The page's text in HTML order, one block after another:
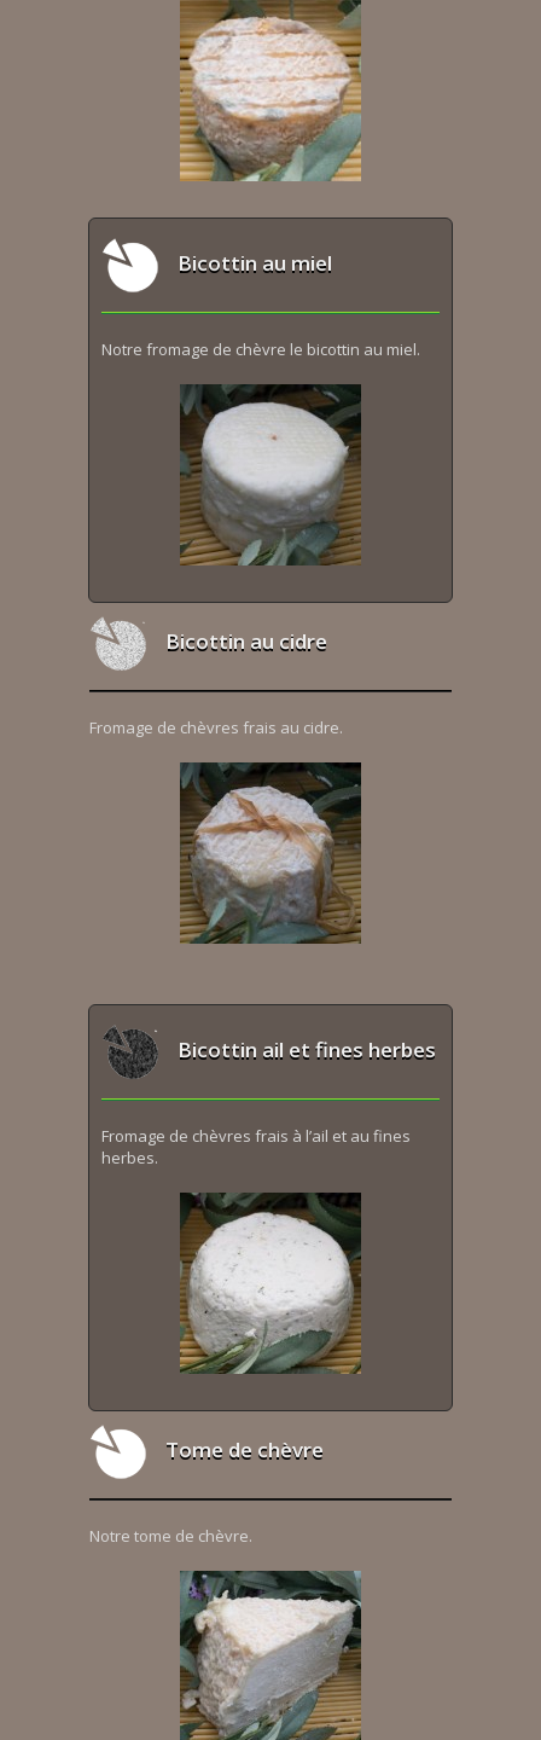
Bicottin au miel
Notre fromage de chèvre le bicottin au miel.
Bicottin au cidre
Fromage de chèvres frais au cidre.
Bicottin ail et fines herbes
Fromage de chèvres frais à l’ail et au fines
herbes.
Tome de chèvre
Notre tome de chèvre.